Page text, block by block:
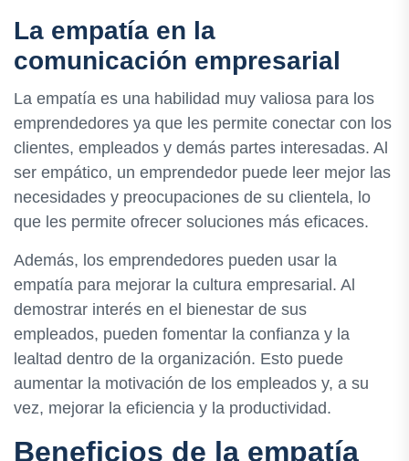
La empatía en la
comunicación empresarial
La empatía es una habilidad muy valiosa para los
emprendedores ya que les permite conectar con los
clientes, empleados y demás partes interesadas. Al
ser empático, un emprendedor puede leer mejor las
necesidades y preocupaciones de su clientela, lo
que les permite ofrecer soluciones más eficaces.
Además, los emprendedores pueden usar la
empatía para mejorar la cultura empresarial. Al
demostrar interés en el bienestar de sus
empleados, pueden fomentar la confianza y la
lealtad dentro de la organización. Esto puede
aumentar la motivación de los empleados y, a su
vez, mejorar la eficiencia y la productividad.
Beneficios de la empatía